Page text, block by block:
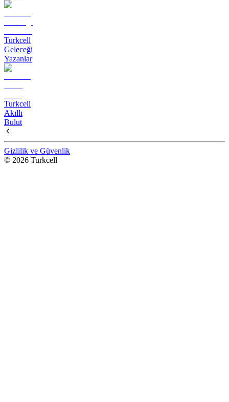
Turkcell
Geleceği
Yazanlar
Turkcell
Akıllı
Bulut
Gizlilik ve Güvenlik
© 2026 Turkcell